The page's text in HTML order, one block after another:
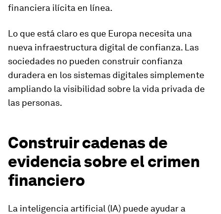
financiera ilícita en línea.
Lo que está claro es que Europa necesita una
nueva infraestructura digital de confianza. Las
sociedades no pueden construir confianza
duradera en los sistemas digitales simplemente
ampliando la visibilidad sobre la vida privada de
las personas.
Construir cadenas de
evidencia sobre el crimen
financiero
La inteligencia artificial (IA) puede ayudar a